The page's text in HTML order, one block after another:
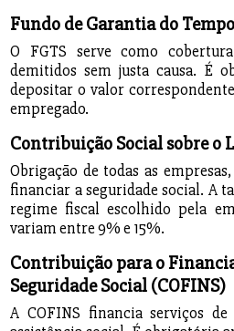
Fundo de Garantia do
O FGTS serve como
demitidos sem justa causa. É
depositar o valor
empregado.
Contribuição Social sobre o
Obrigação de todas as
financiar a seguridade social. A
regime fiscal escolhido pela
variam entre 9% e 15%.
Contribuição para o
Seguridade Social (COFINS)
A COFINS financia serviços